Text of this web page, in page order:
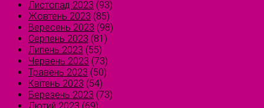
Листопад 2023 (93)
Жовтень 2023 (85)
Вересень 2023 (98)
Серпень 2023 (81)
Липень 2023 (55)
Червень 2023 (73)
Травень 2023 (50)
Квітень 2023 (54)
Березень 2023 (73)